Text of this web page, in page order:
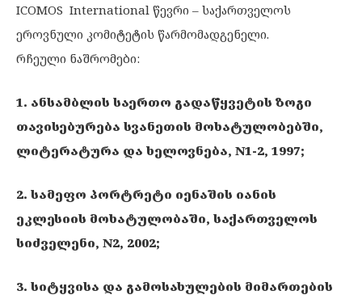
ICOMOS International წევრი – საქართველოს
ეროვნული კომიტეტის წარმომადგენელი.
რჩეული ნაშრომები:
1. ანსამბლის საერთო გადაწყვეტის ზოგი
თავისებურება სვანეთის მოხატულობებში,
ლიტერატურა და ხელოვნება, N1-2, 1997;
2. სამეფო პორტრეტი იენაშის იანის
ეკლესიის მოხატულობაში, საქართველოს
სიძველენი, N2, 2002;
3. სიტყვისა და გამოსახულების მიმართების